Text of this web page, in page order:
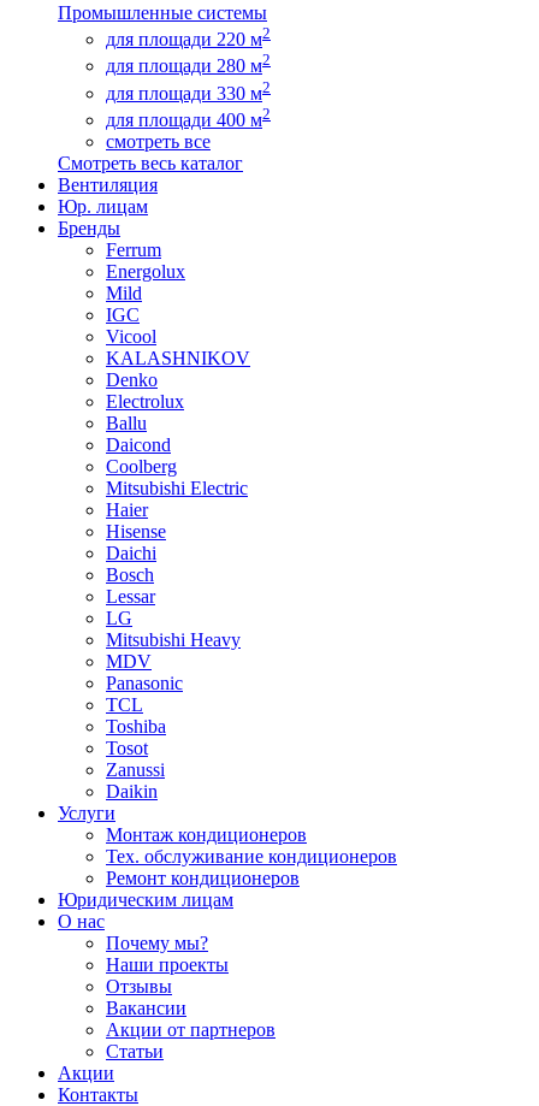
Промышленные системы
для площади 220 м2
для площади 280 м2
для площади 330 м2
для площади 400 м2
смотреть все
Смотреть весь каталог
Вентиляция
Юр. лицам
Бренды
Ferrum
Energolux
Mild
IGC
Vicool
KALASHNIKOV
Denko
Electrolux
Ballu
Daicond
Coolberg
Mitsubishi Electric
Haier
Hisense
Daichi
Bosch
Lessar
LG
Mitsubishi Heavy
MDV
Panasonic
TCL
Toshiba
Tosot
Zanussi
Daikin
Услуги
Монтаж кондиционеров
Тех. обслуживание кондиционеров
Ремонт кондиционеров
Юридическим лицам
О нас
Почему мы?
Наши проекты
Отзывы
Вакансии
Акции от партнеров
Статьи
Акции
Контакты